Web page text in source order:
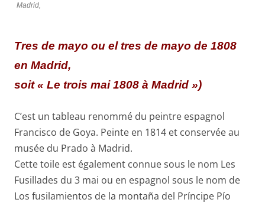
Madrid,
Tres de mayo ou el tres de mayo de 1808
en Madrid,
soit « Le trois mai 1808 à Madrid »)
C’est un tableau renommé du peintre espagnol
Francisco de Goya. Peinte en 1814 et conservée au
musée du Prado à Madrid.
Cette toile est également connue sous le nom Les
Fusillades du 3 mai ou en espagnol sous le nom de
Los fusilamientos de la montaña del Príncipe Pío